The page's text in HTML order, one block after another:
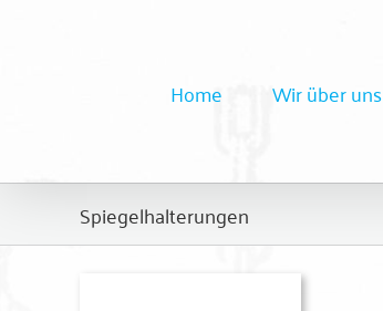
Home Wir über uns
Spiegelhalterungen